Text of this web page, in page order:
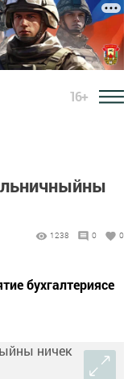
16+
1238 0 0
бухгалтериясе